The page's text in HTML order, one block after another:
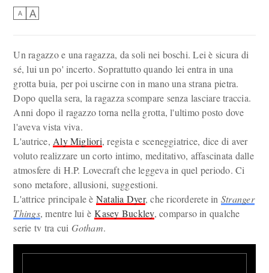
A A
Un ragazzo e una ragazza, da soli nei boschi. Lei è sicura di
sé, lui un po' incerto. Soprattutto quando lei entra in una
grotta buia, per poi uscirne con in mano una strana pietra.
Dopo quella sera, la ragazza scompare senza lasciare traccia.
Anni dopo il ragazzo torna nella grotta, l'ultimo posto dove
l'aveva vista viva.
L'autrice, Aly Migliori, regista e sceneggiatrice, dice di aver
voluto realizzare un corto intimo, meditativo, affascinata dalle
atmosfere di H.P. Lovecraft che leggeva in quel periodo. Ci
sono metafore, allusioni, suggestioni.
L'attrice principale è Natalia Dyer, che ricorderete in Stranger
Things, mentre lui èKasey Buckley, comparso in qualche
serie tv tra cui Gotham.